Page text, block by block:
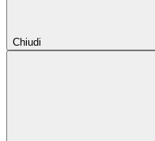
Chiudi